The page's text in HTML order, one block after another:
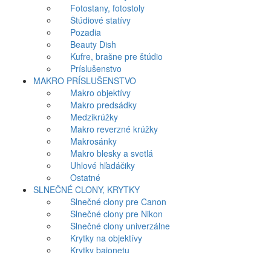
Fotostany, fotostoly
Štúdiové statívy
Pozadia
Beauty Dish
Kufre, brašne pre štúdio
Príslušenstvo
MAKRO PRÍSLUŠENSTVO
Makro objektívy
Makro predsádky
Medzikrúžky
Makro reverzné krúžky
Makrosánky
Makro blesky a svetlá
Uhlové hľadáčiky
Ostatné
SLNEČNÉ CLONY, KRYTKY
Slnečné clony pre Canon
Slnečné clony pre Nikon
Slnečné clony univerzálne
Krytky na objektívy
Krytky bajonetu